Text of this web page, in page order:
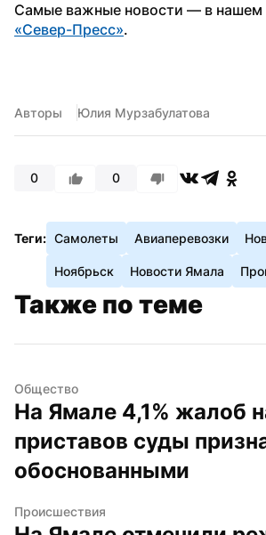
«Север-Пресс».
Авторы Юлия Мурзабулатова
0 0
Теги: Самолеты Авиаперевозки
Ноябрьск Новости Ямала
Также по теме
Общество
На Ямале 4,1% жалоб
приставов суды
обоснованными
Происшествия